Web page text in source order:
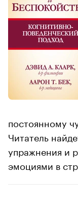
постоянному
Читатель
упражнения и
эмоциями в